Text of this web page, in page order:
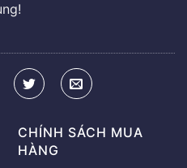
CHÍNH SÁCH MUA
HÀNG